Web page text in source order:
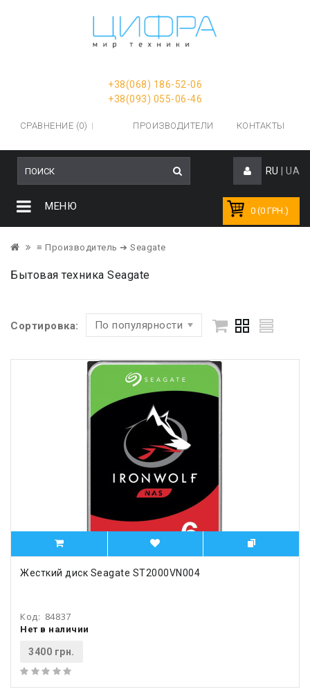
+38(068) 186-52-06
+38(093) 055-06-46
СРАВНЕНИЕ (0) ПРОИЗВОДИТЕЛИ КОНТАКТЫ
RU UA
0 (0 ГРН.)
МЕНЮ
≡ Производитель ➔ Seagate
Бытовая техника Seagate
Сортировка: По популярности
Жесткий диск Seagate ST2000VN004
Код: 84837
Нет в наличии
3400 грн.